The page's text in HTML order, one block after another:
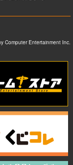
Computer Entertainment Inc.